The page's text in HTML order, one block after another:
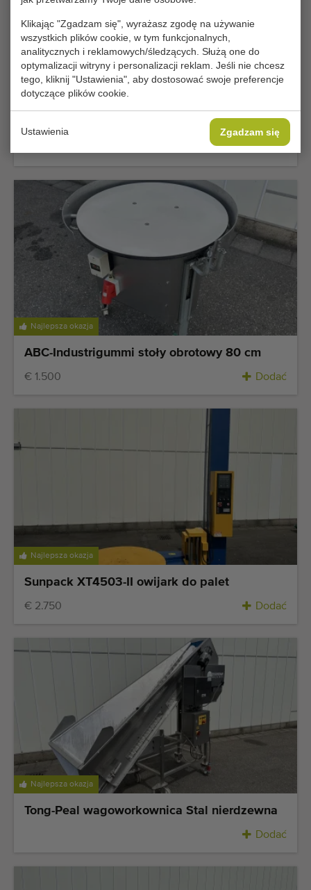
Klikając "Zgadzam się", wyrażasz zgodę na używanie
wszystkich plików cookie, w tym funkcjonalnych,
analitycznych i reklamowych/śledzących. Służą one do
optymalizacji witryny i personalizacji reklam. Jeśli nie chcesz
tego, kliknij "Ustawienia", aby dostosować swoje preferencje
dotyczące plików cookie.
Ustawienia Zgadzam się
Najlepsza okazja
Dodać
Najlepsza okazja
ABC-Industrigummi stoły obrotowy 80 cm
€ 1.500 Dodać
Najlepsza okazja
Sunpack XT4503-II owijark do palet
€ 2.750 Dodać
Najlepsza okazja
Tong-Peal wagoworkownica Stal nierdzewna
Dodać